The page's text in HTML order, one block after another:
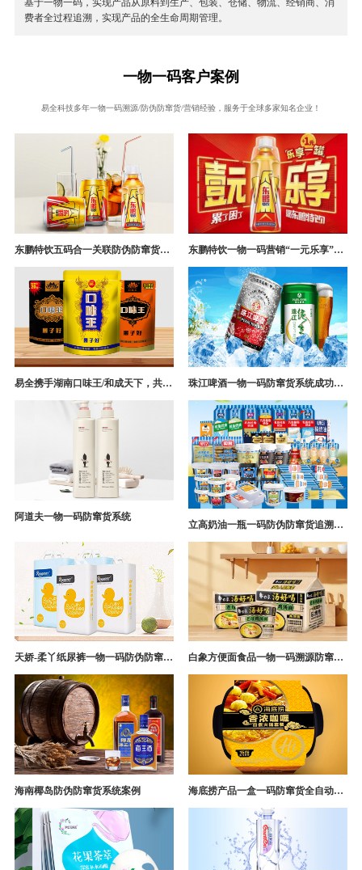
基于一物一码，实现产品从原料到生产、包装、仓储、物流、经销商、消
费者全过程追溯，实现产品的全生命周期管理。
一物一码客户案例
易全科技多年一物一码溯源/防伪防窜货/营销经验，服务于全球多家知名企业！
东鹏特饮五码合一关联防伪防窜货追溯系统成功案例 东鹏特饮一物一码营销“一元乐享”案例分析
易全携手湖南口味王/和成天下，共构槟榔一袋一码防伪防窜货营销系统 珠江啤酒一物一码防窜货系统成功案例
阿道夫一物一码防窜货系统
立高奶油一瓶一码防伪防窜货追溯系统解决方案
天娇-柔丫纸尿裤一物一码防伪防窜货追溯系统案例 白象方便面食品一物一码溯源防窜货解决方案
海南椰岛防伪防窜货系统案例 海底捞产品一盒一码防窜货全自动产线追溯方案